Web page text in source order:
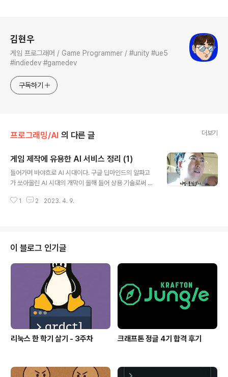
김현우
게임 프로그래머 / Game Programmer / #unity #ue5
#indiedev #gamedev
구독하기
프로그래밍/AI 의 다른 글 더보기
게임 제작에 유용한 AI 서비스 정리 (1)
들어가며 바야흐로 AI 시대이다. 구글 딥마인드의 알파고
가 쏘아올린 AI 시대의 개막이 올해 들어 상용 기술로써 꽃
대체가 아닌 제품 개발의 보완재라고 여겨져 어떻게 하면
결제 시 GPT4 모델을 사용할 수 있으며 나도 ChatGPT
를 유료 결제 하고 사용 중이다. 최근 ChatGPT의 프롬프
트 엔지니어링 (Prompt Engineering) 이라는 개념에 대
해 많은 관심을 가지고 있다. 그 중에서도 하이퍼파라미터
(Hyperparameter) 라는 개념에 대해 조금 정..
1 2 2023. 4. 9.
이 블로그 인기글
리눅스 한 학기 살기 - 3주차 크래프톤 정글 4기 합격 후기